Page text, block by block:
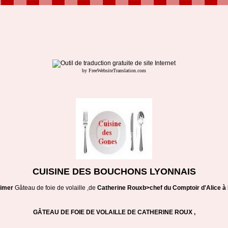
by FreeWebsiteTranslation.com
CUISINE DES BOUCHONS LYONNAIS
Gâteau de foie de volaille ,de Catherine Rouxb>chef du Comptoir d'Alice à
GÂTEAU DE FOIE DE VOLAILLE DE CATHERINE ROUX ,